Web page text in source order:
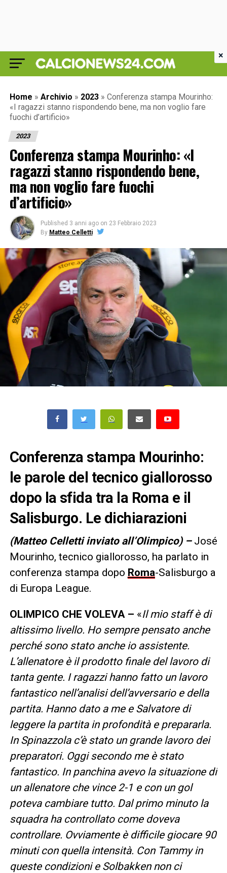
Home » Archivio » 2023 » Conferenza stampa Mourinho:
«I ragazzi stanno rispondendo bene, ma non voglio fare
fuochi d’artificio»
2023
Conferenza stampa Mourinho: «I
ragazzi stanno rispondendo bene,
ma non voglio fare fuochi
d’artificio»
Published 3 anni ago on 23 Febbraio 2023
By Matteo Celletti
Conferenza stampa Mourinho:
le parole del tecnico giallorosso
dopo la sfida tra la Roma e il
Salisburgo. Le dichiarazioni
(Matteo Celletti inviato all’Olimpico) –José
Mourinho, tecnico giallorosso, ha parlato in
conferenza stampa dopo Roma-Salisburgo a
di Europa League.
OLIMPICO CHE VOLEVA – «Il mio staff è di
altissimo livello. Ho sempre pensato anche
perché sono stato anche io assistente.
L’allenatore è il prodotto finale del lavoro di
tanta gente. I ragazzi hanno fatto un lavoro
fantastico nell’analisi dell’avversario e della
partita. Hanno dato a me e Salvatore di
leggere la partita in profondità e prepararla.
In Spinazzola c’è stato un grande lavoro dei
preparatori. Oggi secondo me è stato
fantastico. In panchina avevo la situazione di
un allenatore che vince 2-1 e con un gol
poteva cambiare tutto. Dal primo minuto la
squadra ha controllato come doveva
controllare. Ovviamente è difficile giocare 90
minuti con quella intensità. Con Tammy in
queste condizioni e Solbakken non ci
×